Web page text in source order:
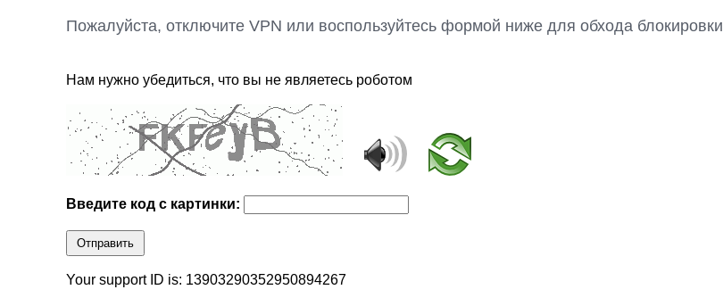
Пожалуйста, отключите VPN или воспользуйтесь формой ниже для обхода блокировки
Нам нужно убедиться, что вы не являетесь роботом
Введите код с картинки:
Отправить
Your support ID is: 13903290352950894267